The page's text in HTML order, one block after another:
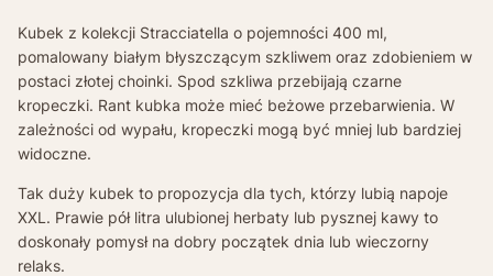
Kubek z kolekcji Stracciatella o pojemności 400 ml,
pomalowany białym błyszczącym szkliwem oraz zdobieniem w
postaci złotej choinki. Spod szkliwa przebijają czarne
kropeczki. Rant kubka może mieć beżowe przebarwienia. W
zależności od wypału, kropeczki mogą być mniej lub bardziej
widoczne.
Tak duży kubek to propozycja dla tych, którzy lubią napoje
XXL. Prawie pół litra ulubionej herbaty lub pysznej kawy to
doskonały pomysł na dobry początek dnia lub wieczorny
relaks.